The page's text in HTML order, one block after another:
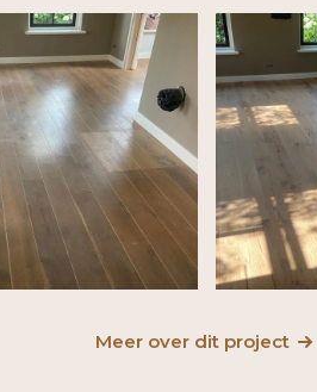
Meer over dit project